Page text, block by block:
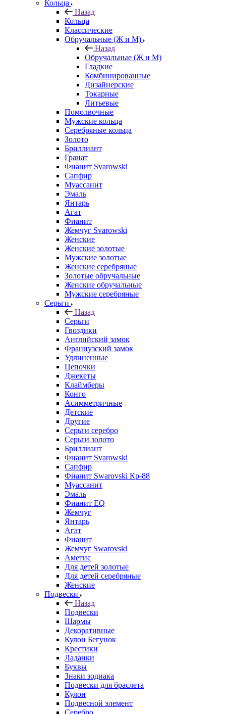
Кольца
Назад
Кольца
Классические
Обручальные (Ж и М)
Назад
Обручальные (Ж и М)
Гладкие
Комбинированные
Дизайнерские
Токарные
Литьевые
Помолвочные
Мужские кольца
Серебряные кольца
Золото
Бриллиант
Гранат
Фианит Svarowski
Сапфир
Муассанит
Эмаль
Янтарь
Агат
Фианит
Жемчуг Svarowski
Женские
Женские золотые
Мужские золотые
Женские серебряные
Золотые обручальные
Женские обручальные
Мужские серебряные
Серьги
Назад
Серьги
Гвоздики
Английский замок
Французский замок
Удлиненные
Цепочки
Джекеты
Клаймберы
Конго
Асимметричные
Детские
Другие
Серьги серебро
Серьги золото
Бриллиант
Фианит Svarowski
Сапфир
Фианит Swarovski Кр-88
Муассанит
Эмаль
Фианит EQ
Жемчуг
Янтарь
Агат
Фианит
Жемчуг Swarovski
Аметис
Для детей золотые
Для детей серебряные
Женские
Подвески
Назад
Подвески
Шармы
Декоративные
Кулон Бегунок
Крестики
Ладанки
Буквы
Знаки зодиака
Подвески для браслета
Кулон
Подвесной элемент
Серебро